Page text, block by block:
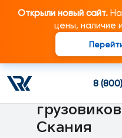
Открыли новый сайт.На
цены, наличие
8
1335677
(низкая)
Скания